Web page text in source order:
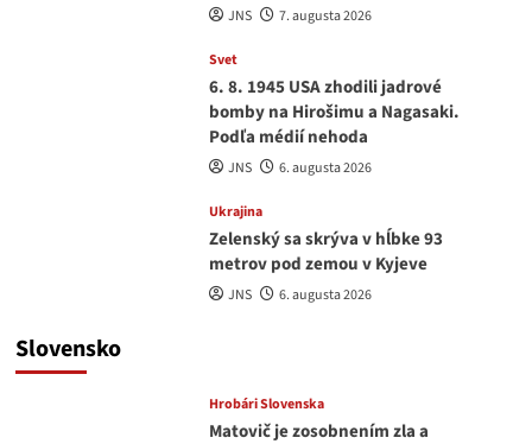
JNS 7. augusta 2026
Svet
6. 8. 1945 USA zhodili jadrové
bomby na Hirošimu a Nagasaki.
Podľa médií nehoda
JNS 6. augusta 2026
Ukrajina
Zelenský sa skrýva v hĺbke 93
metrov pod zemou v Kyjeve
JNS 6. augusta 2026
Slovensko
Hrobári Slovenska
Matovič je zosobnením zla a